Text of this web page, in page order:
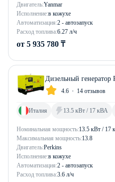
Двигатель:Yanmar
Исполнение:в кожухе
Автоматизация:2 - автозапуск
Расход топлива:6.27 л/ч
от 5 935 780 ₸
Дизельный генератор
4.6 14 отзывов
Номинальная мощность:13.5 кВт / 17
Максимальная мощность:13.8
Двигатель:Perkins
Исполнение:в кожухе
Автоматизация:2 - автозапуск
Расход топлива:3.6 л/ч
Италия 13.5 кВт / 17 кВА